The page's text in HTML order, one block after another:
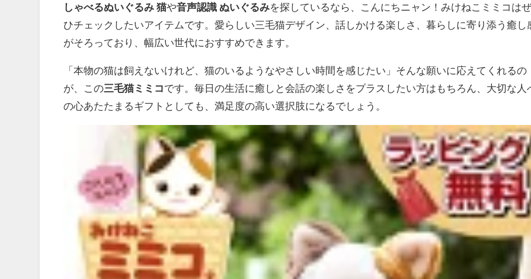
しゃべるぬいぐるみ 猫や音声認識 ぬいぐるみを探しているなら、こんにちニャン！みけねこミミコは
ひチェックしたいアイテムです。愛らしい三毛猫デザイン、話しかける楽しさ、暮らしに寄り添う癒し
がそろっており、幅広い世代におすすめできます。
「本物の猫は飼えないけれど、猫のいるようなやさしい時間を感じたい」そんな願いに応えてくれるの
が、この三毛猫ミミコです。毎日の生活に癒しと会話の楽しさをプラスしたい方はもちろん、大切な人
の心あたたまるギフトとしても、満足度の高い選択肢になるでしょう。